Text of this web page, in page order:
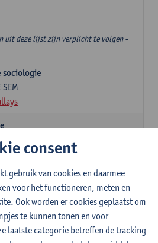
uit deze lijst zijn verplicht te volgen -
sociologie
- twee clusters te
lijst (24sp)
uit deze lijst zijn verplicht te volgen -
consent
gebruik van cookies en daarmee
voor het functioneren, meten en
Ook worden er cookies geplaatst om
te kunnen tonen en voor
laatste categorie betreffen de tracking